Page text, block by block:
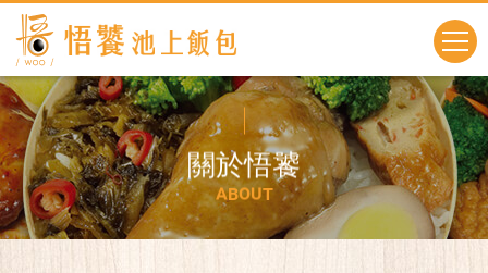
關於悟饕
ABOUT